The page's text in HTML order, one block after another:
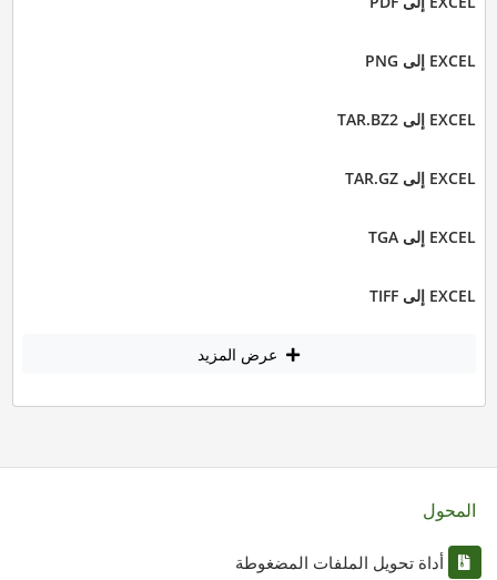
EXCEL إلى PNG
EXCEL إلى TAR.BZ2
EXCEL إلى TAR.GZ
EXCEL إلى TGA
EXCEL إلى TIFF
عرض المزيد
المحول
أداة تحويل الملفات المضغوطة